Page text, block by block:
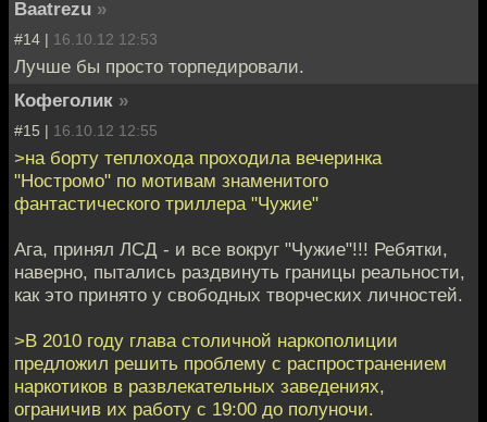
Baatrezu »
#14 | 16.10.12 12:53
Лучше бы просто торпедировали.
Кофеголик »
#15 | 16.10.12 12:55
>на борту теплохода проходила вечеринка
"Ностромо" по мотивам знаменитого
фантастического триллера "Чужие"
Ага, принял ЛСД - и все вокруг "Чужие"!!! Ребятки,
наверно, пытались раздвинуть границы реальности,
как это принято у свободных творческих личностей.
>В 2010 году глава столичной наркополиции
предложил решить проблему с распространением
наркотиков в развлекательных заведениях,
ограничив их работу с 19:00 до полуночи.